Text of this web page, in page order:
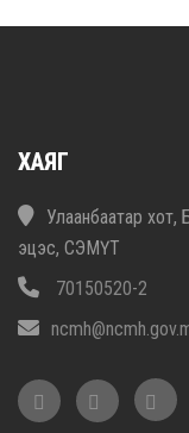
ХАЯГ
Улаанбаатар хот,
эцэс, СЭМҮТ
70150520-2